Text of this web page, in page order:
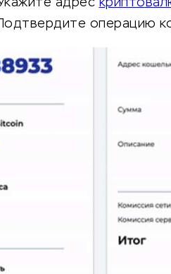
адрес
операцию